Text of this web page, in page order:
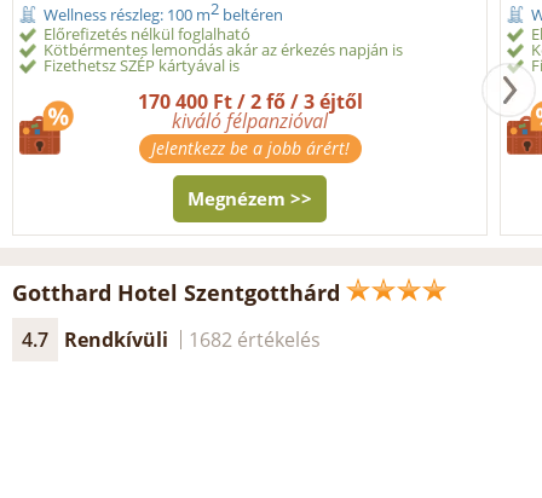
Wellness részleg: 100 m2 beltéren
Előrefizetés nélkül foglalható
Kötbérmentes lemondás akár az érkezés napján is
Fizethetsz SZÉP kártyával is
170 400 Ft / 2 fő / 3 éjtől
kiváló félpanzióval
Jelentkezz be a jobb árért!
Megnézem >>
Gotthard Hotel Szentgotthárd
4.7 Rendkívüli 1682 értékelés